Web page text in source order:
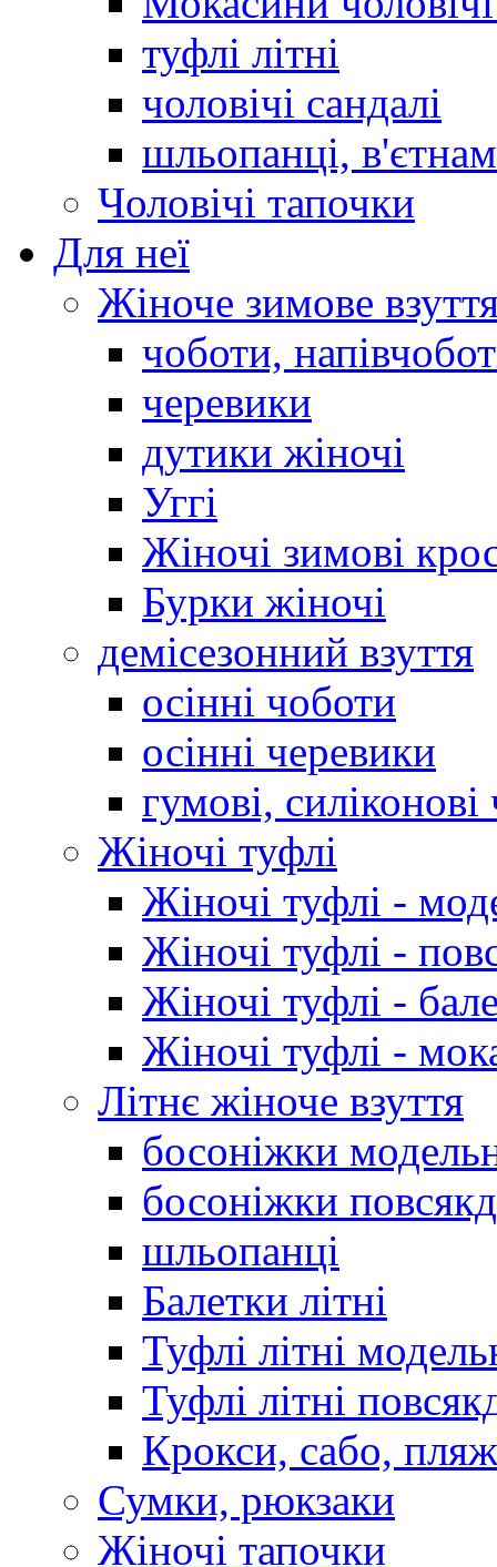
туфлі літні
чоловічі сандалі
шльопанці,
Чоловічі тапочки
Для неї
Жіноче зимове
чоботи,
черевики
дутики жіночі
Уггі
Жіночі зимові
Бурки жіночі
демісезонний взуття
осінні чоботи
осінні черевики
гумові,
Жіночі туфлі
Жіночі туфлі -
Жіночі туфлі -
Жіночі туфлі -
Жіночі туфлі -
Літнє жіноче взуття
босоніжки
босоніжки
шльопанці
Балетки літні
Туфлі літні
Туфлі літні
Крокси, сабо,
Сумки, рюкзаки
Жіночі тапочки